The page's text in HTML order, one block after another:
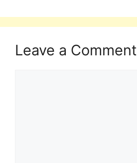
Leave a Comment